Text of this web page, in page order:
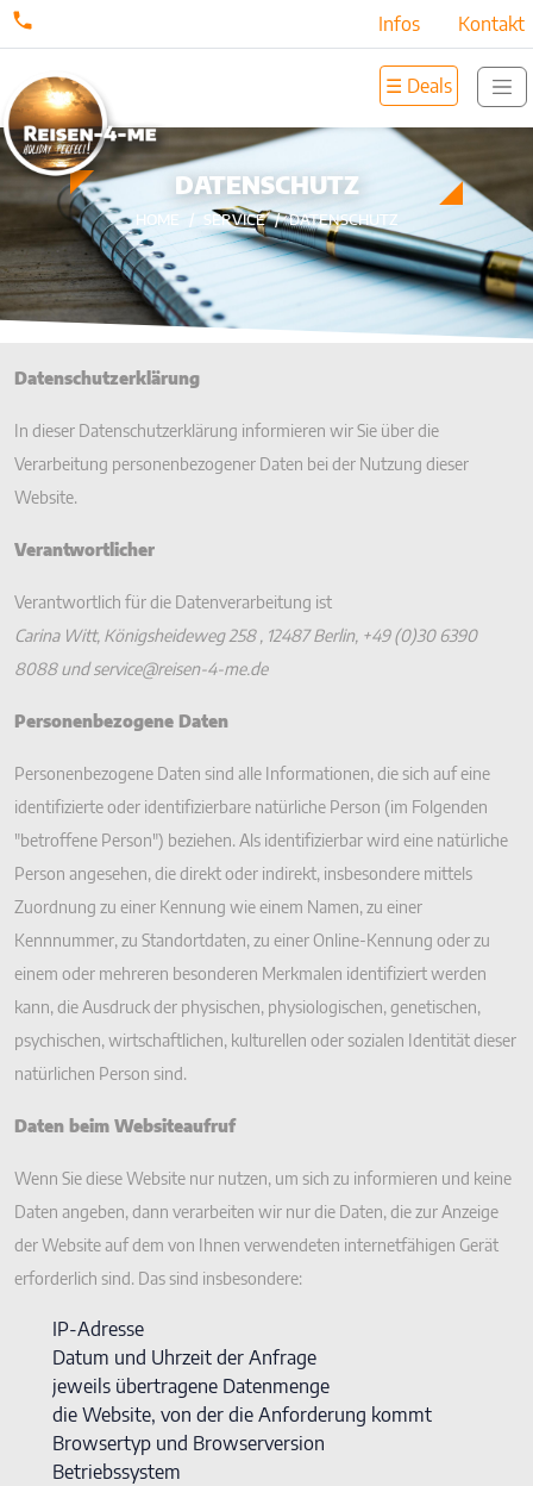
Infos Kontakt
☰ Deals
DATENSCHUTZ
HOME SERVICE DATENSCHUTZ
Datenschutzerklärung
In dieser Datenschutzerklärung informieren wir Sie über die
Verarbeitung personenbezogener Daten bei der Nutzung dieser
Website.
Verantwortlicher
Verantwortlich für die Datenverarbeitung ist
Carina Witt, Königsheideweg 258 , 12487 Berlin, +49 (0)30 6390
8088 und service@reisen-4-me.de
Personenbezogene Daten
Personenbezogene Daten sind alle Informationen, die sich auf eine
identifizierte oder identifizierbare natürliche Person (im Folgenden
"betroffene Person") beziehen. Als identifizierbar wird eine natürliche
Person angesehen, die direkt oder indirekt, insbesondere mittels
Zuordnung zu einer Kennung wie einem Namen, zu einer
Kennnummer, zu Standortdaten, zu einer Online-Kennung oder zu
einem oder mehreren besonderen Merkmalen identifiziert werden
kann, die Ausdruck der physischen, physiologischen, genetischen,
psychischen, wirtschaftlichen, kulturellen oder sozialen Identität dieser
natürlichen Person sind.
Daten beim Websiteaufruf
Wenn Sie diese Website nur nutzen, um sich zu informieren und keine
Daten angeben, dann verarbeiten wir nur die Daten, die zur Anzeige
der Website auf dem von Ihnen verwendeten internetfähigen Gerät
erforderlich sind. Das sind insbesondere:
IP-Adresse
Datum und Uhrzeit der Anfrage
jeweils übertragene Datenmenge
die Website, von der die Anforderung kommt
Browsertyp und Browserversion
Betriebssystem